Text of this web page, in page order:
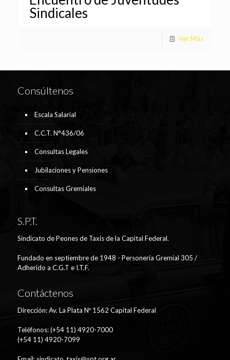
Sindicales
Ver Más
Consúltenos
Escala Salarial
C.C.T. N°436/06
Consultas Legales
Jubilaciones y Pensiones
Consultas Gremiales
S.P.T.
Sindicato de Peones de Taxis de la Capital Federal.
Fundado en septiembre de 1948 - Personería Gremial 305 /
Adherido a C.G.T e I.T.F.
Contáctenos
Dirección: Av. La Plata Nº 1562 Capital Federal
Teléfonos: (+54 11) 4920-7000
(+54 11) 4920-7099